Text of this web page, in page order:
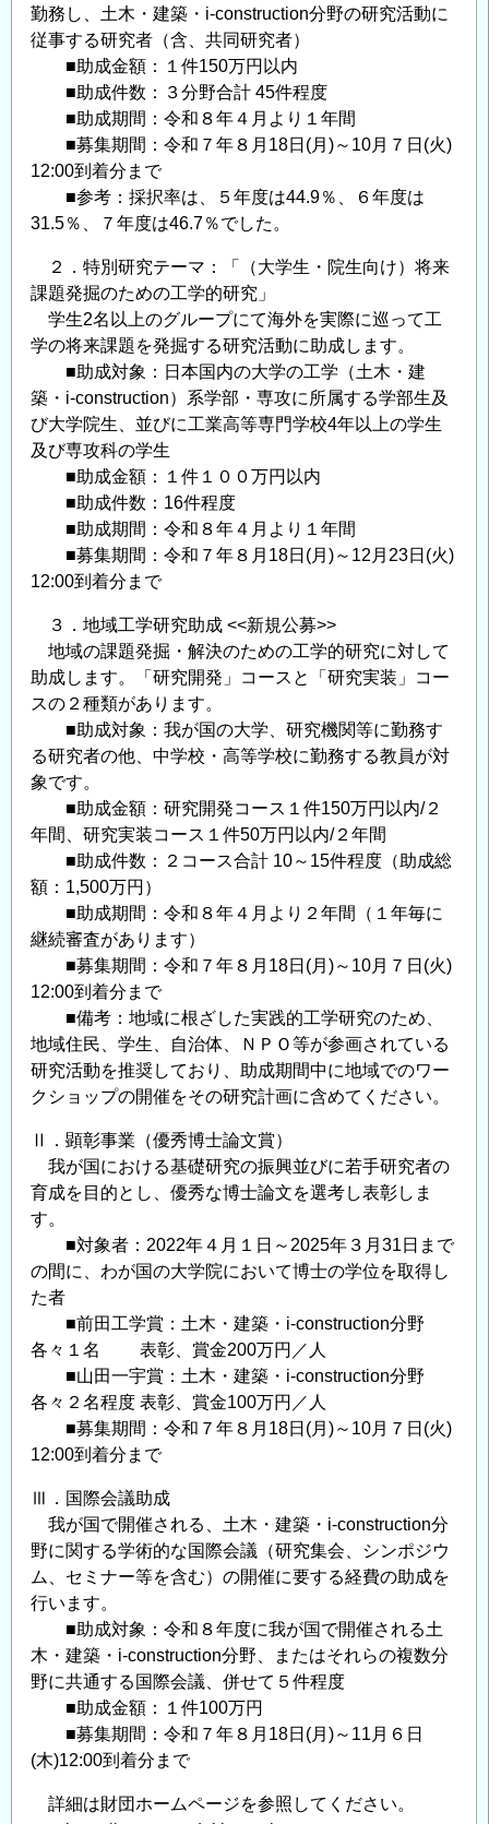
勤務し、土木・建築・i-construction分野の研究活動に
従事する研究者（含、共同研究者）
■助成金額：１件150万円以内
■助成件数：３分野合計 45件程度
■助成期間：令和８年４月より１年間
■募集期間：令和７年８月18日(月)～10月７日(火)
12:00到着分まで
■参考：採択率は、５年度は44.9％、６年度は
31.5％、７年度は46.7％でした。
２．特別研究テーマ：「（大学生・院生向け）将来
課題発掘のための工学的研究」
学生2名以上のグループにて海外を実際に巡って工
学の将来課題を発掘する研究活動に助成します。
■助成対象：日本国内の大学の工学（土木・建
築・i-construction）系学部・専攻に所属する学部生及
び大学院生、並びに工業高等専門学校4年以上の学生
及び専攻科の学生
■助成金額：１件１００万円以内
■助成件数：16件程度
■助成期間：令和８年４月より１年間
■募集期間：令和７年８月18日(月)～12月23日(火)
12:00到着分まで
３．地域工学研究助成 <<新規公募>>
地域の課題発掘・解決のための工学的研究に対して
助成します。「研究開発」コースと「研究実装」コー
スの２種類があります。
■助成対象：我が国の大学、研究機関等に勤務す
る研究者の他、中学校・高等学校に勤務する教員が対
象です。
■助成金額：研究開発コース１件150万円以内/２
年間、研究実装コース１件50万円以内/２年間
■助成件数：２コース合計 10～15件程度（助成総
額：1,500万円）
■助成期間：令和８年４月より２年間（１年毎に
継続審査があります）
■募集期間：令和７年８月18日(月)～10月７日(火)
12:00到着分まで
■備考：地域に根ざした実践的工学研究のため、
地域住民、学生、自治体、ＮＰＯ等が参画されている
研究活動を推奨しており、助成期間中に地域でのワー
クショップの開催をその研究計画に含めてください。
Ⅱ．顕彰事業（優秀博士論文賞）
我が国における基礎研究の振興並びに若手研究者の
育成を目的とし、優秀な博士論文を選考し表彰しま
す。
■対象者：2022年４月１日～2025年３月31日まで
の間に、わが国の大学院において博士の学位を取得し
た者
■前田工学賞：土木・建築・i-construction分野
各々１名 表彰、賞金200万円／人
■山田一宇賞：土木・建築・i-construction分野
各々２名程度 表彰、賞金100万円／人
■募集期間：令和７年８月18日(月)～10月７日(火)
12:00到着分まで
Ⅲ．国際会議助成
我が国で開催される、土木・建築・i-construction分
野に関する学術的な国際会議（研究集会、シンポジウ
ム、セミナー等を含む）の開催に要する経費の助成を
行います。
■助成対象：令和８年度に我が国で開催される土
木・建築・i-construction分野、またはそれらの複数分
野に共通する国際会議、併せて５件程度
■助成金額：１件100万円
■募集期間：令和７年８月18日(月)～11月６日
(木)12:00到着分まで
詳細は財団ホームページを参照してください。